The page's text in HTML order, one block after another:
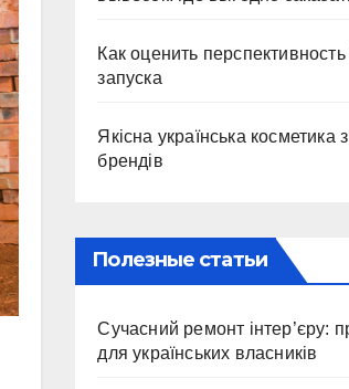
Как оценить
запуска
Якісна українська косметика
брендів
Полезные статьи
Сучасний ремонт інтер’єру:
для українських власників